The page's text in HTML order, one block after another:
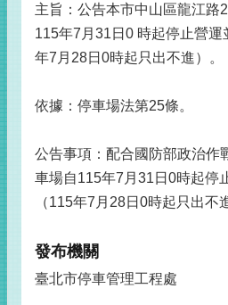
主旨：公告本市中山區龍江路
115年7月31日0 時起停止營
年7月28日0時起只出不進）。
依據：停車場法第25條。
公告事項：配合國防部政治作
車場自115年7月31日0時起停
（115年7月28日0時起只出不
發布機關
臺北市停車管理工程處